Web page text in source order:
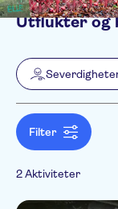
FiltersPris (voksen)
Min NOK
NO-
Alternativer
Gratis
Unik
Guidet
Subject
Kategorier
turer
Utflukter
English
Spanish
Utflukter og
Filter
2 Aktiviteter